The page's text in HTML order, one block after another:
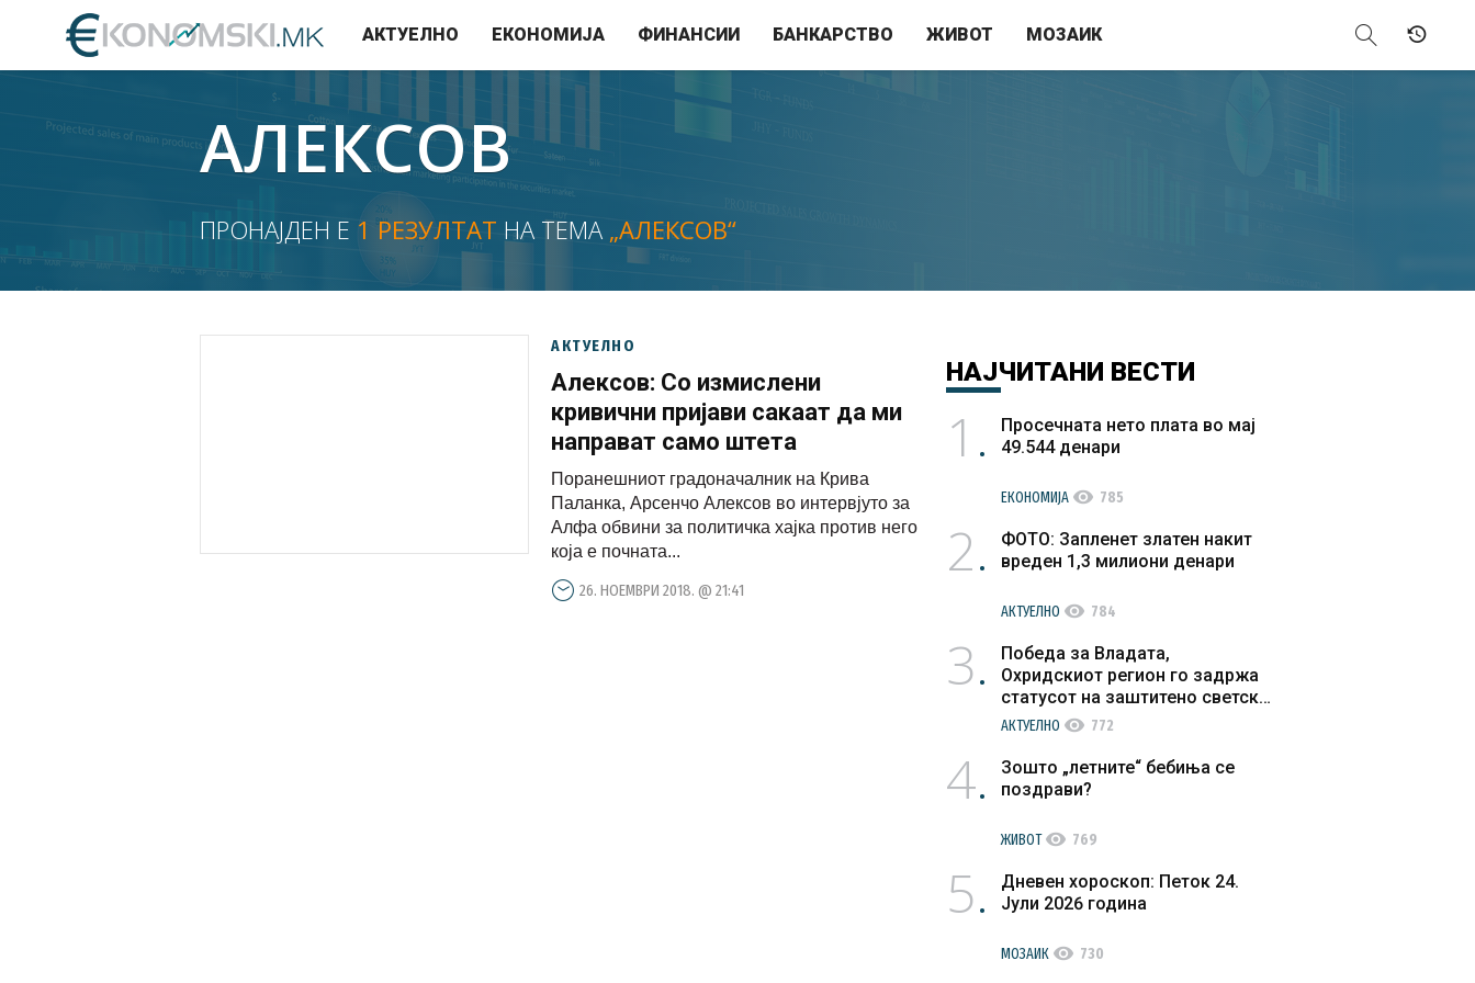
АКТУЕЛНО ЕКОНОМИЈА ФИНАНСИИ БАНКАРСТВО ЖИВОТ МОЗАИК
АЛЕКСОВ
ПРОНАЈДЕН Е 1 РЕЗУЛТАТ НА ТЕМА „АЛЕКСОВ“
АКТУЕЛНО
Алексов: Со измислени
кривични пријави сакаат да ми
направат само штета
Поранешниот градоначалник на Крива
Паланка, Арсенчо Алексов во интервјуто за
Алфа обвини за политичка хајка против него
која е почната...
26. НОЕМВРИ 2018. @ 21:41
НАЈЧИТАНИ ВЕСТИ
1
Просечната нето плата во мај
49.544 денари
ЕКОНОМИЈА visibility 785
2
ФОТО: Запленет златен накит
вреден 1,3 милиони денари
АКТУЕЛНО visibility 784
3
Победа за Владата,
Охридскиот регион го задржа
статусот на заштитено светско
културно наследство
АКТУЕЛНО visibility 772
4
Зошто „летните“ бебиња се
поздрави?
ЖИВОТvisibility 769
5
Дневен хороскоп: Петок 24.
Јули 2026 година
МОЗАИК visibility 730